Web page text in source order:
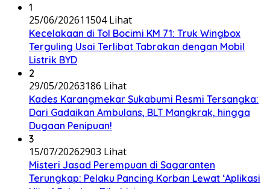
1
25/06/202611504 Lihat
Kecelakaan di Tol Bocimi KM 71: Truk Wingbox
Terguling Usai Terlibat Tabrakan dengan Mobil
Listrik BYD
2
29/05/20263186 Lihat
Kades Karangmekar Sukabumi Resmi Tersangka:
Dari Gadaikan Ambulans, BLT Mangkrak, hingga
Dugaan Penipuan!
3
15/07/20262903 Lihat
Misteri Jasad Perempuan di Sagaranten
Terungkap: Pelaku Pancing Korban Lewat ‘Aplikasi